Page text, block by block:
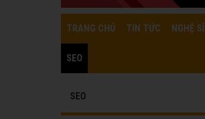
TRANG CHỦ TIN TỨC NGHỆ SĨ
SEO
SEO